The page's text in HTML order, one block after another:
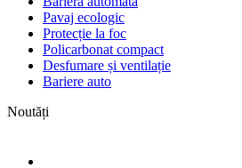
Pavaj ecologic
Protecție la foc
Policarbonat compact
Desfumare și ventilație
Bariere auto
Noutăți